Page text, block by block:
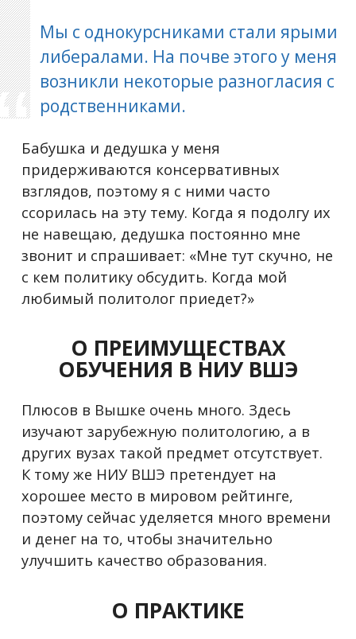
Мы с однокурсниками стали ярыми
либералами. На почве этого у меня
возникли некоторые разногласия с
родственниками.
Бабушка и дедушка у меня
придерживаются консервативных
взглядов, поэтому я с ними часто
ссорилась на эту тему. Когда я подолгу их
не навещаю, дедушка постоянно мне
звонит и спрашивает: «Мне тут скучно, не
с кем политику обсудить. Когда мой
любимый политолог приедет?»
О ПРЕИМУЩЕСТВАХ
ОБУЧЕНИЯ В НИУ ВШЭ
Плюсов в Вышке очень много. Здесь
изучают зарубежную политологию, а в
других вузах такой предмет отсутствует.
К тому же НИУ ВШЭ претендует на
хорошее место в мировом рейтинге,
поэтому сейчас уделяется много времени
и денег на то, чтобы значительно
улучшить качество образования.
О ПРАКТИКЕ